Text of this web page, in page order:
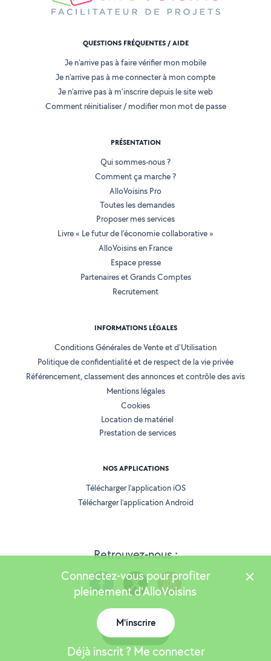
Retrouvez-nous :
QUESTIONS FRÉQUENTES / AIDE
Je n'arrive pas à faire vérifier mon mobile
Je n'arrive pas à me connecter à mon compte
Je n'arrive pas à m'inscrire depuis le site web
Comment réinitialiser / modifier mon mot de passe
PRÉSENTATION
Qui sommes-nous ?
Comment ça marche ?
AlloVoisins Pro
Toutes les demandes
Proposer mes services
Livre « Le futur de l'économie collaborative »
AlloVoisins en France
Espace presse
Partenaires et Grands Comptes
Recrutement
INFORMATIONS LÉGALES
Conditions Générales de Vente et d'Utilisation
Politique de confidentialité et de respect de la vie privée
Référencement, classement des annonces et contrôle des avis
Mentions légales
Cookies
Location de matériel
Prestation de services
NOS APPLICATIONS
Télécharger l’application iOS
Télécharger l’application Android
Version 25.5.3
Connectez-vous pour profiter
pleinement d'AlloVoisins
M'inscrire
Déjà inscrit ? Me connecter